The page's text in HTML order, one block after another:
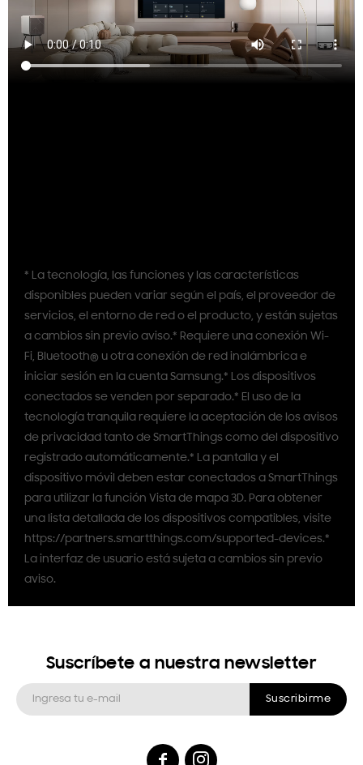
* La tecnología, las funciones y las características
disponibles pueden variar según el país, el proveedor de
servicios, el entorno de red o el producto, y están sujetas
a cambios sin previo aviso.* Requiere una conexión Wi-
Fi, Bluetooth® u otra conexión de red inalámbrica e
iniciar sesión en la cuenta Samsung.* Los dispositivos
conectados se venden por separado.* El uso de la
tecnología tranquila requiere la aceptación de los avisos
de privacidad tanto de SmartThings como del dispositivo
registrado automáticamente.* La pantalla y el
dispositivo móvil deben estar conectados a SmartThings
para utilizar la función Vista de mapa 3D. Para obtener
una lista detallada de los dispositivos compatibles, visite
https://partners.smartthings.com/supported-devices.*
La interfaz de usuario está sujeta a cambios sin previo
aviso.
Suscríbete a nuestra newsletter
Suscribirme
 